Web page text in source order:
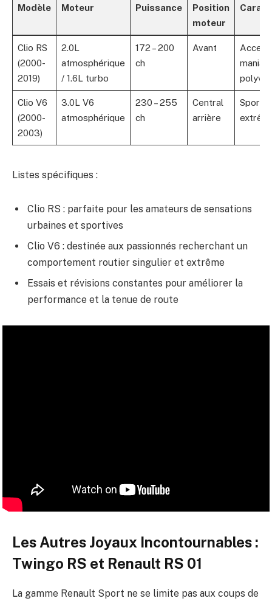
Modèle Moteur Puissance
Position
moteur
Clio RS
(2000-
2019)
2.0L
atmosphérique
/ 1.6L turbo
172 – 200
ch
Avant
Clio V6
(2000-
2003)
3.0L V6
atmosphérique
230 – 255
ch
Central
arrière
Listes spécifiques :
Clio RS : parfaite pour les amateurs de sensations
urbaines et sportives
Clio V6 : destinée aux passionnés recherchant un
comportement routier singulier et extrême
Essais et révisions constantes pour améliorer la
performance et la tenue de route
Les Autres Joyaux Incontournables :
Twingo RS et Renault RS 01
La gamme Renault Sport ne se limite pas aux coups de